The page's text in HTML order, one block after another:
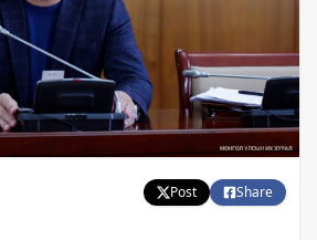
Post
Share